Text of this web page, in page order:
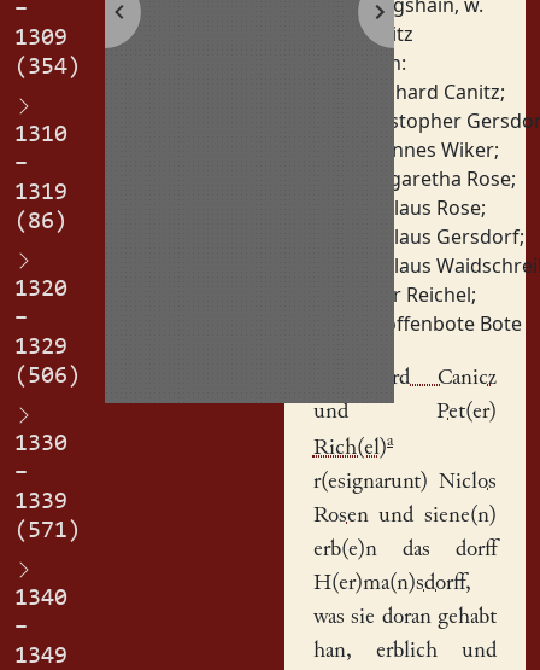
–
1309
(354)
1310
–
1319
(86)
1320
–
1329
(506)
1330
–
1339
(571)
1340
–
1349
Görlitz
Personen:
Bernhard Canitz;
Christopher
Johannes Wiker;
Margaretha Rose;
Nikolaus Rose;
Nikolaus Gersdorf;
Nikolaus
Peter Reichel;
Schöffenbote Bote
B(er)nhard Canicz
und Pet(er)
Rich(el)a
r(esignarunt) Niclos
Rosenund siene(n)
erb(e)n das dorff
H(er)ma(n)sdorff,
was sie doran gehabt
han, erblich und